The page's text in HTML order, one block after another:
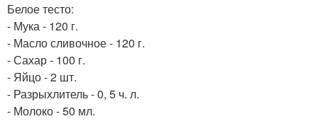
Белое тесто:
- Мука - 120 г.
- Масло сливочное - 120 г.
- Сахар - 100 г.
- Яйцо - 2 шт.
- Разрыхлитель - 0, 5 ч. л.
- Молоко - 50 мл.